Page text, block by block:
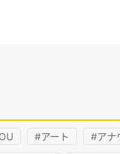
#アート #アナ